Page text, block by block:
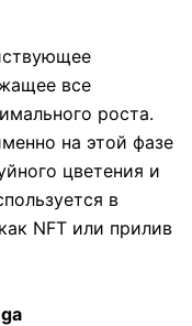
все
роста.
на этой фазе
цветения и
в
NFT или прилив